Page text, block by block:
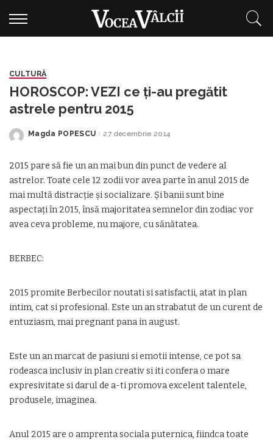
CULTURĂ
HOROSCOP: VEZI ce ți-au pregătit
astrele pentru 2015
Posted
Magda POPESCU 27 decembrie 2014
2015 pare să fie un an mai bun din punct de vedere al
astrelor. Toate cele 12 zodii vor avea parte în anul 2015 de
mai multă distracţie şi socializare. Şi banii sunt bine
aspectaţi în 2015, însă majoritatea semnelor din zodiac vor
avea ceva probleme, nu majore, cu sănătatea.
BERBEC:
2015 promite Berbecilor noutati si satisfactii, atat in plan
intim, cat si profesional. Este un an strabatut de un curent de
entuziasm, mai pregnant pana in august.
Este un an marcat de pasiuni si emotii intense, ce pot sa
rodeasca inclusiv in plan creativ si iti confera o mare
expresivitate si darul de a-ti promova excelent talentele,
produsele, imaginea.
Anul 2015 are o amprenta sociala puternica, fiindca toate